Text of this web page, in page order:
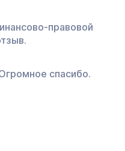
правовой
спасибо.